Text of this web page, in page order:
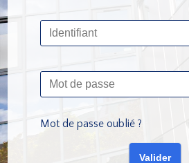
Mot de passe oublié ?